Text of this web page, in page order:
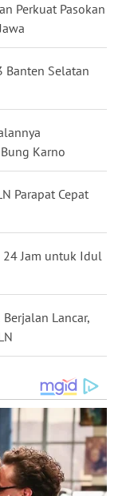
Perkuat Pasokan
Banten Selatan
Karno
Parapat Cepat
24 Jam untuk Idul
Lancar,